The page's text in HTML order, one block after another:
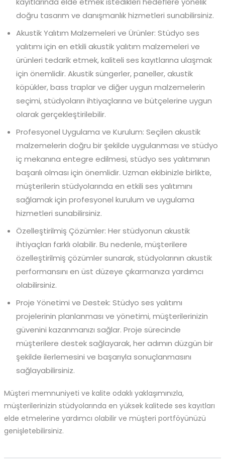
doğru tasarım ve danışmanlık hizmetleri sunabilirsiniz.
Akustik Yalıtım Malzemeleri ve Ürünler: Stüdyo ses
yalıtımı için en etkili akustik yalıtım malzemeleri ve
ürünleri tedarik etmek, kaliteli ses kayıtlarına ulaşmak
için önemlidir. Akustik süngerler, paneller, akustik
köpükler, bass traplar ve diğer uygun malzemelerin
seçimi, stüdyoların ihtiyaçlarına ve bütçelerine uygun
olarak gerçekleştirilebilir.
Profesyonel Uygulama ve Kurulum: Seçilen akustik
malzemelerin doğru bir şekilde uygulanması ve stüdyo
iç mekanına entegre edilmesi, stüdyo ses yalıtımının
başarılı olması için önemlidir. Uzman ekibinizle birlikte,
müşterilerin stüdyolarında en etkili ses yalıtımını
sağlamak için profesyonel kurulum ve uygulama
hizmetleri sunabilirsiniz.
Özelleştirilmiş Çözümler: Her stüdyonun akustik
ihtiyaçları farklı olabilir. Bu nedenle, müşterilere
özelleştirilmiş çözümler sunarak, stüdyolarının akustik
performansını en üst düzeye çıkarmanıza yardımcı
olabilirsiniz.
Proje Yönetimi ve Destek: Stüdyo ses yalıtımı
projelerinin planlanması ve yönetimi, müşterilerinizin
güvenini kazanmanızı sağlar. Proje sürecinde
müşterilere destek sağlayarak, her adımın düzgün bir
şekilde ilerlemesini ve başarıyla sonuçlanmasını
sağlayabilirsiniz.
Müşteri memnuniyeti ve kalite odaklı yaklaşımınızla,
müşterilerinizin stüdyolarında en yüksek kalitede ses kayıtları
elde etmelerine yardımcı olabilir ve müşteri portföyünüzü
genişletebilirsiniz.